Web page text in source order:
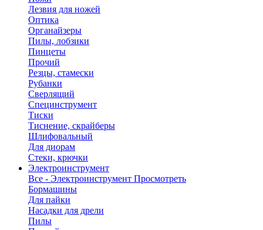
Лезвия для ножей
Оптика
Органайзеры
Пилы, лобзики
Пинцеты
Прочий
Резцы, стамески
Рубанки
Сверлящий
Специнструмент
Тиски
Тиснение, скрайберы
Шлифовальный
Для диорам
Стеки, крючки
Электроинструмент
Все - Электроинструмент Просмотреть
Бормашины
Для пайки
Насадки для дрели
Пилы